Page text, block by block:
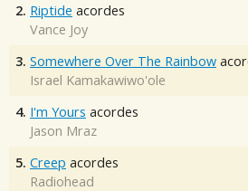
2. Riptide acordes
Vance Joy
3. Somewhere Over The Rainbow
Israel Kamakawiwo'ole
4. I'm Yours acordes
Jason Mraz
5. Creep acordes
Radiohead